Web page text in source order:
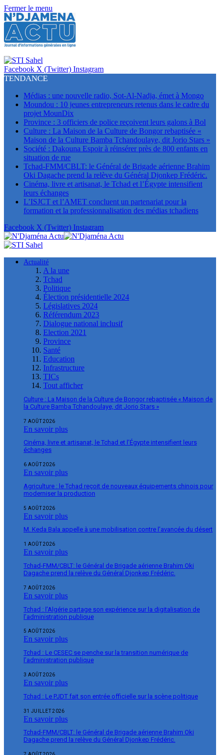
Fermer le menu
Facebook X (Twitter) Instagram
TENDANCE
Médias : une nouvelle radio, Sot-Al-Nadja, émet à Mongo
Moundou : 10 jeunes entrepreneurs retenus dans le cadre du
projet MounDix
Province : 3 officiers de police reçoivent leurs galons à Bol
Culture : La Maison de la Culture de Bongor rebaptisée «
Maison de la Culture Bamba Tchandoulaye, dit Jorio Stars »
Société : Dakouna Espoir à réinsérer près de 800 enfants en
situation de rue
Tchad-FMM/CBLT: le Général de Brigade aérienne Brahim
Oki Dagache prend la relève du Général Djonkep Frédéric.
Cinéma, livre et artisanat, le Tchad et l’Égypte intensifient
leurs échanges
L’ISJCT et l’AMET concluent un partenariat pour la
formation et la professionnalisation des médias tchadiens
Facebook X (Twitter) Instagram
Actualité
A la une
Tchad
Politique
Élection présidentielle 2024
Législatives 2024
Référendum 2023
Dialogue national inclusif
Election 2021
Province
Santé
Education
Infrastructure
TICs
Tout afficher
Culture : La Maison de la Culture de Bongor rebaptisée « Maison de
la Culture Bamba Tchandoulaye, dit Jorio Stars »
7 AOÛT 2026
En savoir plus
Cinéma, livre et artisanat, le Tchad et l’Égypte intensifient leurs
échanges
6 AOÛT 2026
En savoir plus
Agriculture : le Tchad reçoit de nouveaux équipements chinois pour
moderniser la production
5 AOÛT 2026
En savoir plus
M. Keda Bala appelle à une mobilisation contre l’avancée du désert
1 AOÛT 2026
En savoir plus
Tchad-FMM/CBLT: le Général de Brigade aérienne Brahim Oki
Dagache prend la relève du Général Djonkep Frédéric.
7 AOÛT 2026
En savoir plus
Tchad : l’Algérie partage son expérience sur la digitalisation de
l’administration publique
5 AOÛT 2026
En savoir plus
Tchad : Le CESEC se penche sur la transition numérique de
l’administration publique
3 AOÛT 2026
En savoir plus
Tchad : Le PJDT fait son entrée officielle sur la scène politique
31 JUILLET 2026
En savoir plus
Tchad-FMM/CBLT: le Général de Brigade aérienne Brahim Oki
Dagache prend la relève du Général Djonkep Frédéric.